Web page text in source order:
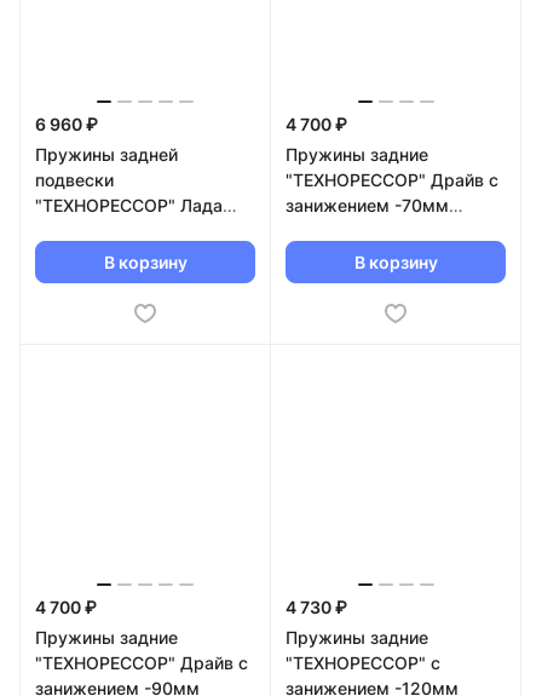
6 960 ₽
Пружины задней
подвески
"ТЕХНОРЕССОР" Лада
В корзину
4 700 ₽
Пружины задние
"ТЕХНОРЕССОР" Драйв с
занижением -70мм
В корзину
4 700 ₽
Пружины задние
"ТЕХНОРЕССОР" Драйв с
занижением -90мм
4 730 ₽
Пружины задние
"ТЕХНОРЕССОР" с
занижением -120мм